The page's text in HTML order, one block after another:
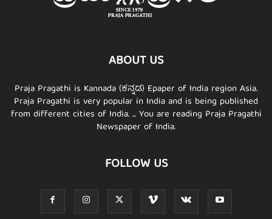
ABOUT US
Praja Pragathi is Kannada (ಕನ್ನಡ) Epaper of India region Asia.
Praja Pragathi is very popular in India and is being published
from different cities of India. ... You are reading Praja Pragathi
Newspaper of India.
FOLLOW US